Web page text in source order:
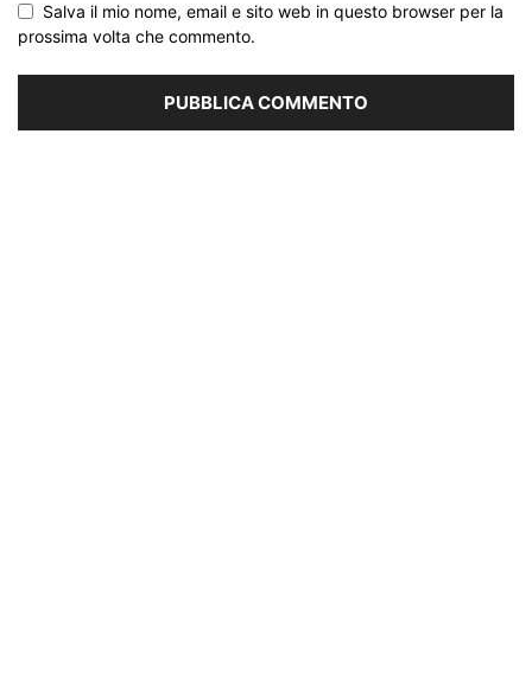
Salva il mio nome, email e sito web in questo browser per la
prossima volta che commento.